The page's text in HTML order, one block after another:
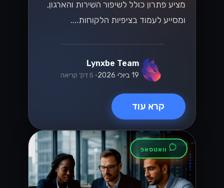
קרא עוד
הזדמנויות חדשות
עם WhatsApp